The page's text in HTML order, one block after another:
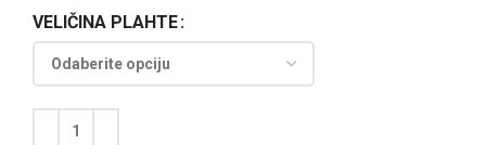
VELIČINA PLAHTE